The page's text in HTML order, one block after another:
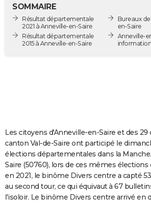
Destinations
City break
Voyage nature
Voyage de noces
Forum
Climat
GUIDES D'ACHAT
COPAINS D'AVANT
AVIS DE DÉCÈS
FORUM
Bricolage
Lifestyle
Culture
Sport
Auto
Television
Voyage
Cinema
SOMMAIRE
Résultat départementale
2021 à Anneville-en-Saire
Résultat départementale
2015 à Anneville-en-Saire
Bureaux
en-Saire
Anneville-
Les citoyens d'Anneville-en-Saire et des
canton Val-de-Saire ont participé le
élections départementales dans la
Saire (50760), lors de ces mêmes
en 2021, le binôme Divers centre a capté
au second tour, ce qui équivaut à 67
l'isoloir. Le binôme Divers centre arrivé en